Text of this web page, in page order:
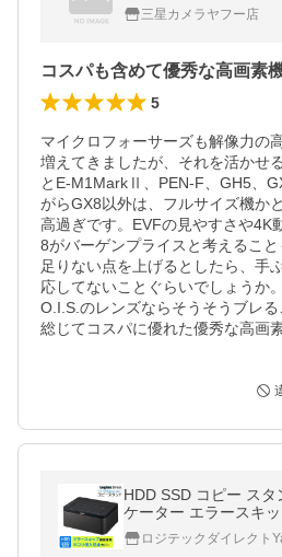
三星カメラヤフー店
コスパも含めて優秀な高画素
5
マイクロフォーサーズも解像力の
増えてきましたが、それを活かせ
とE-M1MarkⅡ、PEN-F、GH5、
がらGX8以外は、フルサイズ機か
高過ぎです。EVFの見やすさや4K
8がバーゲンプライスと考えること
足りない点を上げるとしたら、手
応してないことぐらいでしょうか
O.I.S.のレンズならそうそうブレる
総じてコスパに優れた優秀な高画
HDD SSD コピー スタ
ケーター エラースキ
SATA 3.5インチ / 2.5
-2BDPU3ES ypp
ロジテックダイレクト